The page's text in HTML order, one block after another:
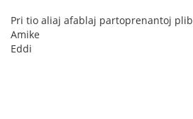
Pri tio aliaj afablaj partoprenantoj
Amike
Eddi